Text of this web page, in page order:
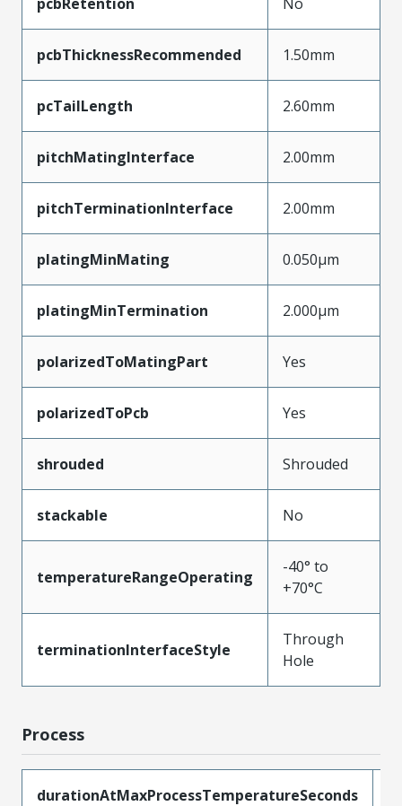
pcbThicknessRecommended 1.50mm
pcTailLength 2.60mm
pitchMatingInterface 2.00mm
pitchTerminationInterface 2.00mm
platingMinMating 0.050µm
platingMinTermination 2.000µm
polarizedToMatingPart Yes
polarizedToPcb Yes
shrouded Shrouded
stackable No
temperatureRangeOperating
-40° to
+70°C
terminationInterfaceStyle
Through
Hole
Process
durationAtMaxProcessTemperatureSeconds